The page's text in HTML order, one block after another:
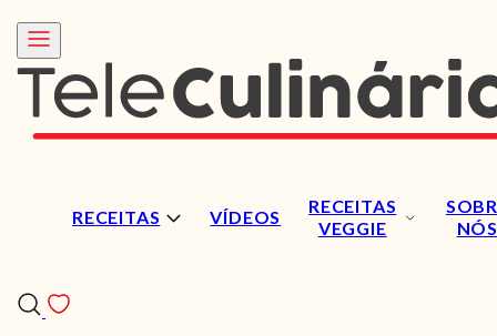
RECEITAS VÍDEOS
RECEITAS
VEGGIE
NÓS